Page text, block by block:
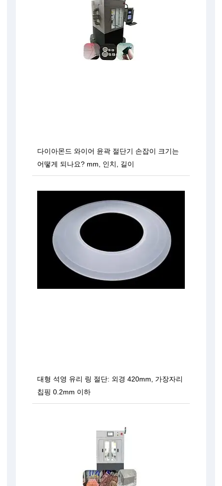
다이아몬드 와이어 윤곽 절단기 손잡이 크기는
어떻게 되나요? mm, 인치, 길이
대형 석영 유리 링 절단: 외경 420mm, 가장자리
칩핑 0.2mm 이하